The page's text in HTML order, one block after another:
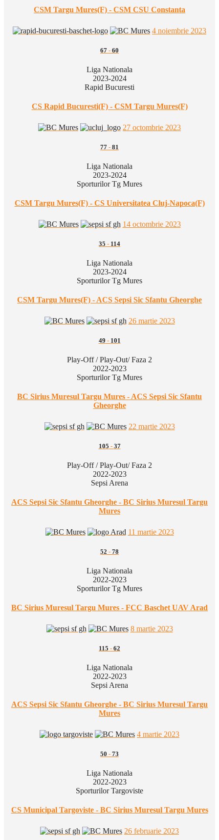
CSM Targu Mures(F) - CSM CSU Constanta
4 noiembrie 2023
67 - 60
Liga Nationala
2023-2024
Rapid Bucuresti
CS Rapid Bucuresti(F) - CSM Targu Mures(F)
27 octombrie 2023
77 - 81
Liga Nationala
2023-2024
Sporturilor Tg Mures
CSM Targu Mures(F) - CS Universitatea Cluj-Napoca(F)
14 octombrie 2023
35 - 114
Liga Nationala
2023-2024
Sporturilor Tg Mures
CSM Targu Mures(F) - ACS Sepsi Sic Sfantu Gheorghe
26 martie 2023
49 - 101
Play-Off / Play-Out/ Faza 2
2022-2023
Sporturilor Tg Mures
BC Sirius Muresul Targu Mures - ACS Sepsi Sic Sfantu
Gheorghe
22 martie 2023
105 - 37
Play-Off / Play-Out/ Faza 2
2022-2023
Sepsi Arena
ACS Sepsi Sic Sfantu Gheorghe - BC Sirius Muresul Targu
Mures
11 martie 2023
52 - 78
Liga Nationala
2022-2023
Sporturilor Tg Mures
BC Sirius Muresul Targu Mures - FCC Baschet UAV Arad
8 martie 2023
115 - 62
Liga Nationala
2022-2023
Sepsi Arena
ACS Sepsi Sic Sfantu Gheorghe - BC Sirius Muresul Targu
Mures
4 martie 2023
50 - 73
Liga Nationala
2022-2023
Sporturilor Targoviste
CS Municipal Targoviste - BC Sirius Muresul Targu Mures
26 februarie 2023